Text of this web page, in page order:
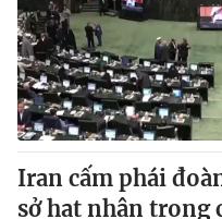
Iran cấm phái
sở hạt nhân trong